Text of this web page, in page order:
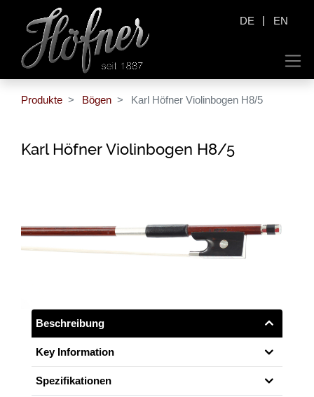
DE | EN
Produkte Bögen Karl Höfner Violinbogen H8/5
Karl Höfner Violinbogen H8/5
Beschreibung
Key Information
Spezifikationen